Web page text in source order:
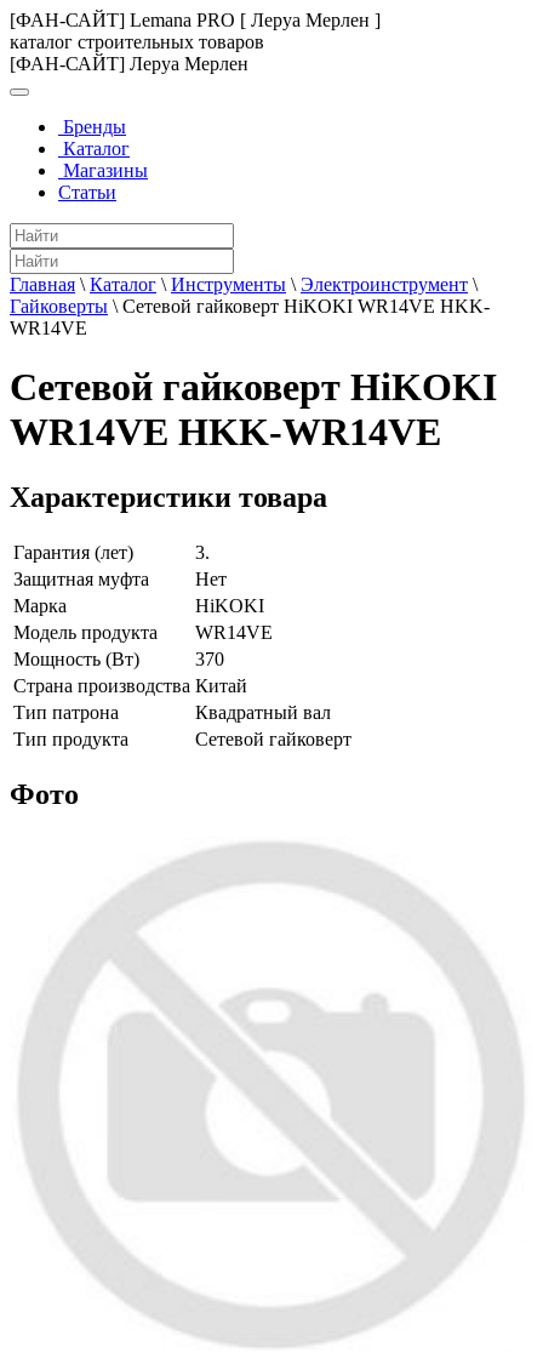
[ФАН-САЙТ] Lemana PRO [ Леруа Мерлен ]
каталог строительных товаров
[ФАН-САЙТ] Леруа Мерлен
Бренды
Каталог
Магазины
Статьи
Главная \ Каталог \ Инструменты \ Электроинструмент \
Гайковерты \ Сетевой гайковерт HiKOKI WR14VE HKK-
WR14VE
Сетевой гайковерт HiKOKI
WR14VE HKK-WR14VE
Характеристики товара
Гарантия (лет)
3.
Защитная муфта
Нет
Марка
HiKOKI
Модель продукта
WR14VE
Мощность (Вт)
370
Страна производства Китай
Тип патрона
Квадратный вал
Тип продукта
Сетевой гайковерт
Фото